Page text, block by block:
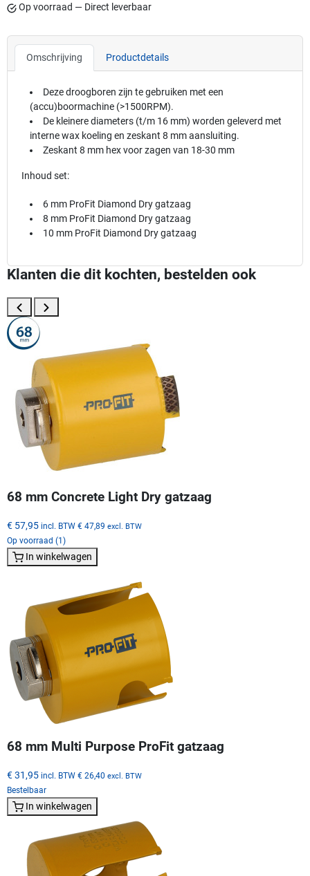
Op voorraad — Direct leverbaar
Omschrijving Productdetails
Deze droogboren zijn te gebruiken met een
(accu)boormachine (>1500RPM).
De kleinere diameters (t/m 16 mm) worden geleverd met
interne wax koeling en zeskant 8 mm aansluiting.
Zeskant 8 mm hex voor zagen van 18-30 mm
Inhoud set:
6 mm ProFit Diamond Dry gatzaag
8 mm ProFit Diamond Dry gatzaag
10 mm ProFit Diamond Dry gatzaag
Klanten die dit kochten, bestelden ook
68 mm Concrete Light Dry gatzaag
€ 57,95 incl. BTW € 47,89 excl. BTW
Op voorraad (1)
In winkelwagen
68 mm Multi Purpose ProFit gatzaag
€ 31,95 incl. BTW € 26,40 excl. BTW
Bestelbaar
In winkelwagen